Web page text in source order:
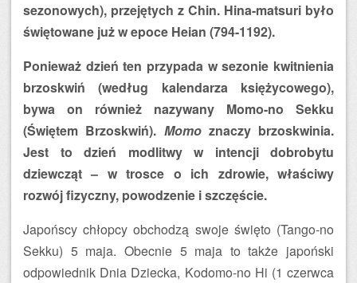
sezonowych), przejętych z Chin. Hina-matsuri było
świętowane już w epoce Heian (794-1192).
Ponieważ dzień ten przypada w sezonie kwitnienia
brzoskwiń (według kalendarza księżycowego),
bywa on również nazywany Momo-no Sekku
(Świętem Brzoskwiń). Momoznaczy brzoskwinia.
Jest to dzień modlitwy w intencji dobrobytu
dziewcząt – w trosce o ich zdrowie, właściwy
rozwój fizyczny, powodzenie i szczęście.
Japońscy chłopcy obchodzą swoje święto (Tango-no
Sekku) 5 maja. Obecnie 5 maja to także japoński
odpowiednik Dnia Dziecka, Kodomo-no Hi (1 czerwca